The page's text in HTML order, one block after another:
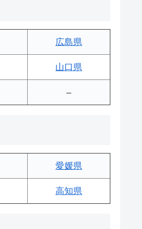
広島県
山口県
–
愛媛県
高知県